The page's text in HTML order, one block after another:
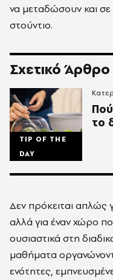
να μεταδώσουν και
στούντιο.
Σχετικό Άρθρο
TIP OF THE
DAY
το
Δεν πρόκειται απλώς
αλλά για έναν χώρο
ουσιαστικά στη
μαθήματα
ενότητες,